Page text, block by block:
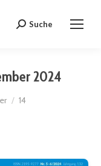
Search:
Suche
2024
14